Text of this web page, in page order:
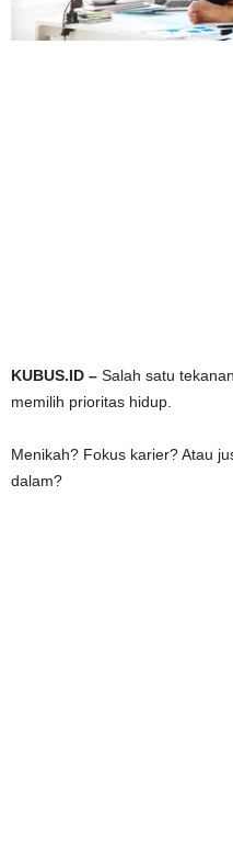
KUBUS.ID – Salah satu
memilih prioritas hidup.
Menikah? Fokus karier? Atau
dalam?